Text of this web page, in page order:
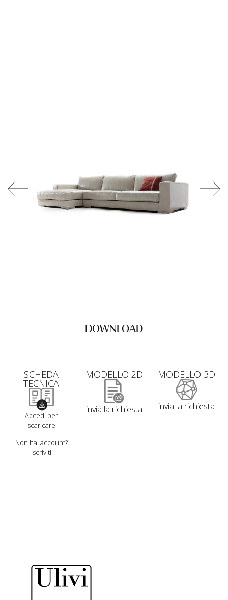
DOWNLOAD
SCHEDA
TECNICA
Accedi per
scaricare
Non hai account?
Iscriviti
MODELLO 2D
invia la richiesta
MODELLO 3D
invia la richiesta